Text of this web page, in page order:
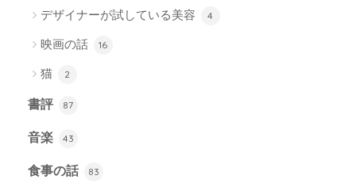
デザイナーが試している美容 4
映画の話 16
猫 2
書評 87
音楽 43
食事の話 83